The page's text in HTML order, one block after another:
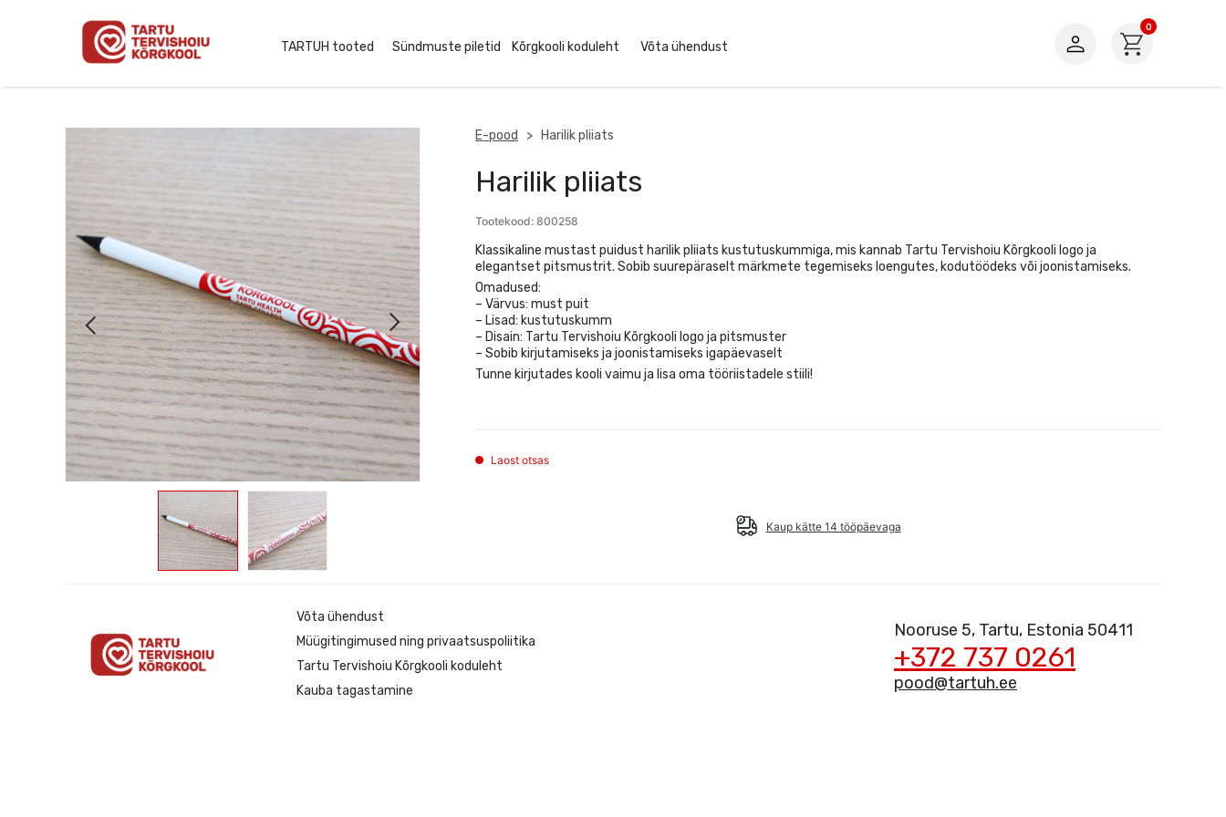
TARTUH tooted Sündmuste piletid Kõrgkooli koduleht Võta ühendust
0
E-pood > Harilik pliiats
Harilik pliiats
Tootekood: 800258
Klassikaline mustast puidust harilik pliiats kustutuskummiga, mis kannab Tartu Tervishoiu Kõrgkooli logo ja
elegantset pitsmustrit. Sobib suurepäraselt märkmete tegemiseks loengutes, kodutöödeks või joonistamiseks.
Omadused:
– Värvus: must puit
– Lisad: kustutuskumm
– Disain: Tartu Tervishoiu Kõrgkooli logo ja pitsmuster
– Sobib kirjutamiseks ja joonistamiseks igapäevaselt
Tunne kirjutades kooli vaimu ja lisa oma tööriistadele stiili!
Laost otsas
Kaup kätte 14 tööpäevaga
Võta ühendust
Müügitingimused ning privaatsuspoliitika
Tartu Tervishoiu Kõrgkooli koduleht
Kauba tagastamine
Nooruse 5, Tartu, Estonia 50411
+372 737 0261
pood@tartuh.ee